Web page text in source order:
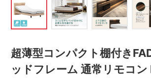
超薄型コンパクト棚付き
ッドフレーム 通常リモコン